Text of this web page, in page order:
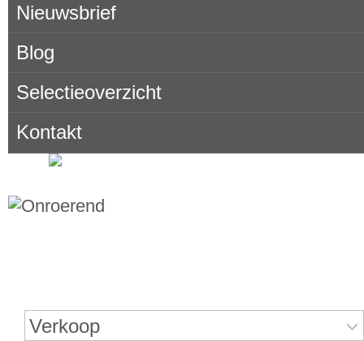
Nieuwsbrief
Blog
Selectieoverzicht
Kontakt
Verkoop